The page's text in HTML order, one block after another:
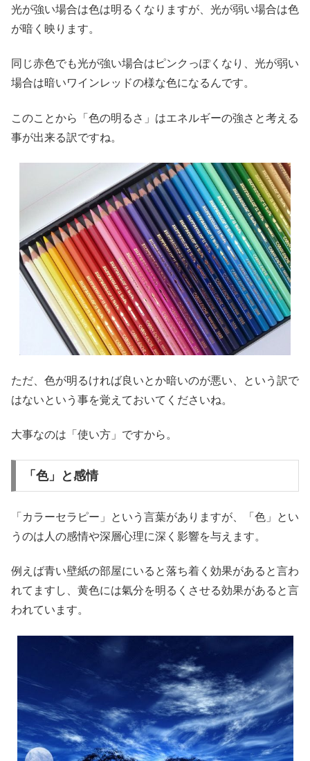
光が強い場合は色は明るくなりますが、光が弱い場合は色
が暗く映ります。
同じ赤色でも光が強い場合はピンクっぽくなり、光が弱い
場合は暗いワインレッドの様な色になるんです。
このことから「色の明るさ」はエネルギーの強さと考える
事が出来る訳ですね。
ただ、色が明るければ良いとか暗いのが悪い、という訳で
はないという事を覚えておいてくださいね。
大事なのは「使い方」ですから。
「色」と感情
「カラーセラピー」という言葉がありますが、「色」とい
うのは人の感情や深層心理に深く影響を与えます。
例えば青い壁紙の部屋にいると落ち着く効果があると言わ
れてますし、黄色には氣分を明るくさせる効果があると言
われています。